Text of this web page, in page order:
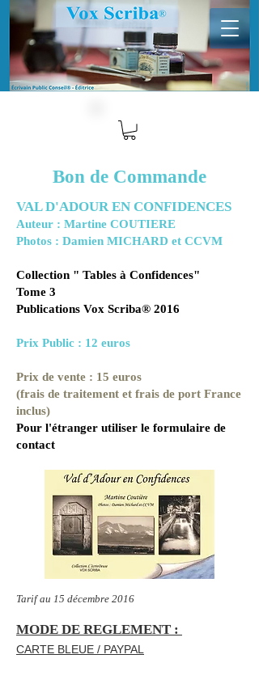
Bon de Commande
VAL D'ADOUR EN CONFIDENCES
Auteur : Martine COUTIERE
Photos : Damien MICHARD et CCVM
Collection " Tables à Confidences"
Tome 3
Publications Vox Scriba® 2016
Prix Public : 12 euros
Prix de vente : 15 euros
(frais de traitement et frais de port France
inclus)
Pour l'étranger utiliser le formulaire de
contact
Tarif au 15 décembre 2016
MODE DE REGLEMENT :
CARTE BLEUE / PAYPAL